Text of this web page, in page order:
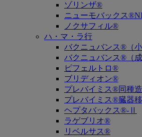
ゾリンザ®
ニューモバックス
ノクサフィル®
ハ・マ・ラ行
バクニュバンス®（小
バクニュバンス®（成
ピフェルトロ®
ブリディオン®
プレバイミス®同種
プレバイミス®臓器
ヘプタバックス®-Ⅱ
ラゲブリオ®
リベルサス®